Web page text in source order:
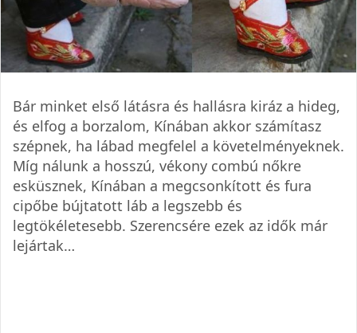
Bár minket első látásra és hallásra kiráz a hideg,
és elfog a borzalom, Kínában akkor számítasz
szépnek, ha lábad megfelel a követelményeknek.
Míg nálunk a hosszú, vékony combú nőkre
esküsznek, Kínában a megcsonkított és fura
cipőbe bújtatott láb a legszebb és
legtökéletesebb. Szerencsére ezek az idők már
lejártak…